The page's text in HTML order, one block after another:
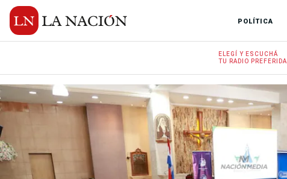
POLÍTICA
ELEGÍ Y ESCUCHÁ
TU RADIO PREFERIDA